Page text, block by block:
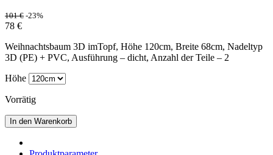
101€ -23%
78 €
Weihnachtsbaum 3D imTopf, Höhe 120cm, Breite 68cm, Nadeltyp
3D (PE) + PVC, Ausführung – dicht, Anzahl der Teile – 2
Höhe
Vorrätig
In den Warenkorb